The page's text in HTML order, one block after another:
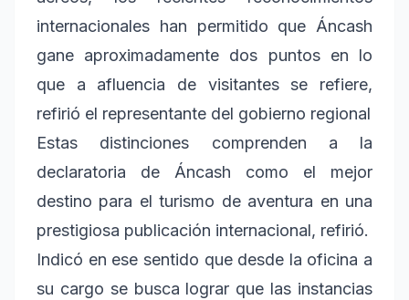
internacionales han permitido que Áncash
gane aproximadamente dos puntos en lo
que a afluencia de visitantes se refiere,
refirió el representante del gobierno regional
Estas distinciones comprenden a la
declaratoria de Áncash como el mejor
destino para el turismo de aventura en una
prestigiosa publicación internacional, refirió.
Indicó en ese sentido que desde la oficina a
su cargo se busca lograr que las instancias